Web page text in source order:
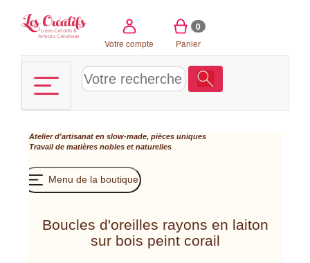
Votre compte
0
Panier
Atelier d'artisanat en slow-made, pièces uniques
Travail de matières nobles et naturelles
Menu de la boutique
Boucles d'oreilles rayons en laiton
sur bois peint corail